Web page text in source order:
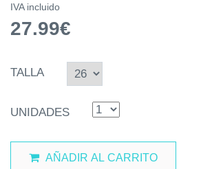
IVA incluido
27.99€
TALLA
UNIDADES
AÑADIR AL CARRITO